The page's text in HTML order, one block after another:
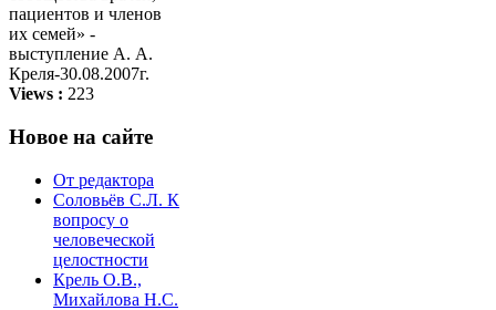
пациентов и членов
их семей» -
выступление А. А.
Креля-30.08.2007г.
Views : 223
Новое на сайте
От редактора
Соловьёв С.Л. К
вопросу о
человеческой
целостности
Крель О.В.,
Михайлова Н.С.